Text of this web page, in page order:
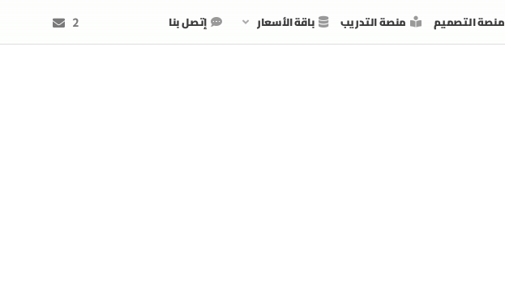
منصة التصميم منصة التدريب باقة الأسعار إتصل بنا 2